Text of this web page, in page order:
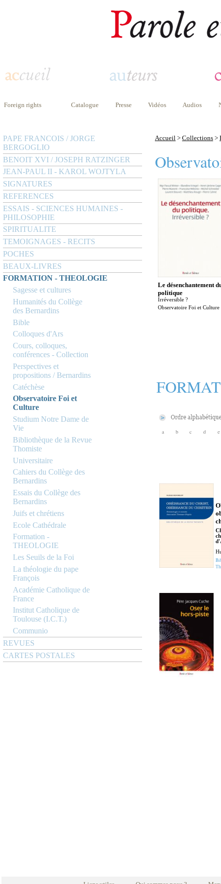
Foreign rights Catalogue Presse Vidéos Audios
PAPE FRANCOIS / JORGE
BERGOGLIO
BENOIT XVI / JOSEPH RATZINGER
JEAN-PAUL II - KAROL WOJTYLA
SIGNATURES
REFERENCES
ESSAIS - SCIENCES HUMAINES -
PHILOSOPHIE
SPIRITUALITE
TEMOIGNAGES - RECITS
POCHES
BEAUX-LIVRES
FORMATION - THEOLOGIE
Sagesse et cultures
Humanités du Collège
des Bernardins
Bible
Colloques d'Ars
Cours, colloques,
conférences - Collection
Perspectives et
propositions / Bernardins
Catéchèse
Observatoire Foi et
Culture
Studium Notre Dame de
Vie
Bibliothèque de la Revue
Thomiste
Universitaire
Cahiers du Collège des
Bernardins
Essais du Collège des
Bernardins
Juifs et chrétiens
Ecole Cathédrale
Formation -
THEOLOGIE
Les Seuils de la Foi
La théologie du pape
François
Académie Catholique de
France
Institut Catholique de
Toulouse (I.C.T.)
Communio
REVUES
CARTES POSTALES
Accueil > Collections >
Le désenchantement
politique
Irréversible ?
Observatoire Foi et Culture
a b c d e